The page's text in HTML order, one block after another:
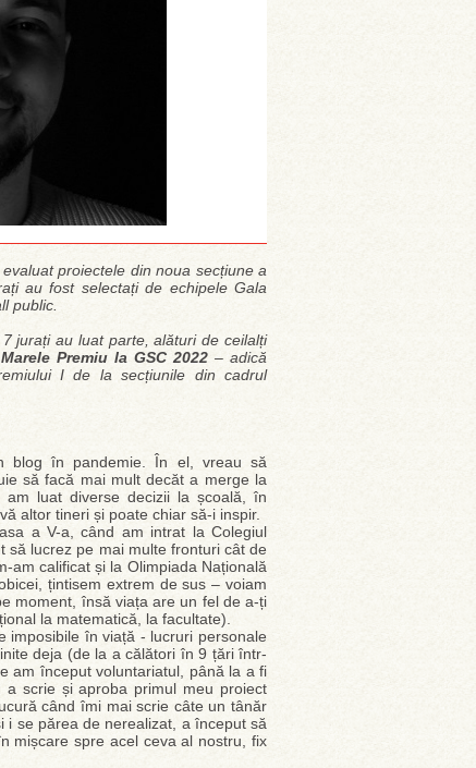
proiectele din noua secțiune a
au fost selectați de echipele Gala
public.
jurați au luat parte, alături de ceilalți
Marele Premiu la GSC 2022 – adică
I de la secțiunile din cadrul
blog în pandemie. În el, vreau să
să facă mai mult decăt a merge la
luat diverse decizii la școală, în
altor tineri și poate chiar să-i inspir.
a V-a, când am intrat la Colegiul
să lucrez pe mai multe fronturi cât de
am calificat și la Olimpiada Națională
țintisem extrem de sus – voiam
moment, însă viața are un fel de a-ți
la matematică, la facultate).
imposibile în viață - lucruri personale
deja (de la a călători în 9 țări într-
am început voluntariatul, până la a fi
scrie și aproba primul meu proiect
când îmi mai scrie câte un tânăr
se părea de nerealizat, a început să
mișcare spre acel ceva al nostru, fix